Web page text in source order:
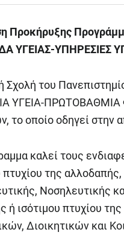
Προκήρυξης
ΥΓΕΙΑΣ-ΥΠΗΡΕΣΙΕΣ
Σχολή του
ΥΓΕΙΑ-ΠΡΩΤΟΒΑΘΜΙΑ
το οποίο οδηγεί
καλεί τους
πτυχίου της
Νοσηλευτικής
ή ισότιμου πτυχίου
Διοικητικών και